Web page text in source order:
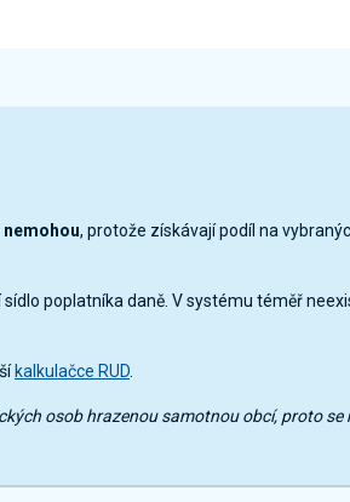
, protože získávají podíl na
poplatníka daně. V systému téměř
kalkulačce RUD
osob hrazenou samotnou obcí, proto